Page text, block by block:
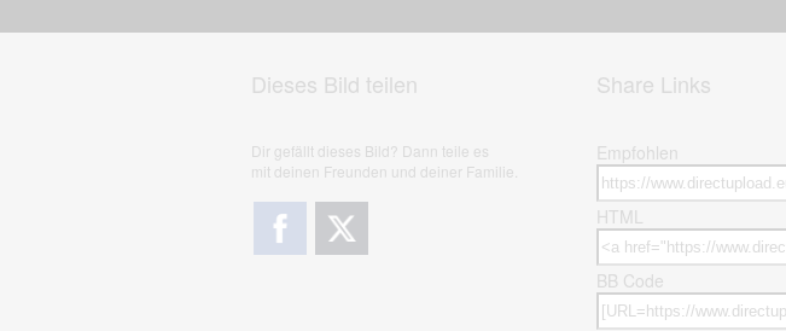
Dieses Bild teilen
Dir gefällt dieses Bild? Dann teile es
mit deinen Freunden und deiner Familie.
Share Links
Empfohlen
HTML
BB Code